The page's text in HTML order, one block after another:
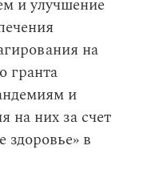
и улучшение
на
гранта
и
на них за счет
здоровье» в